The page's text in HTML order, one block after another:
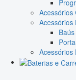
Acessórios
Acessórios
Acessórios